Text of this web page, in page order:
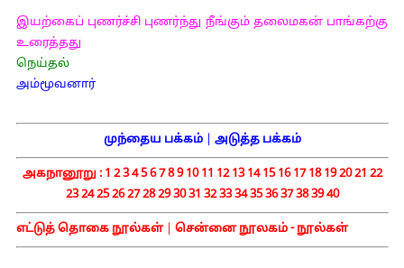
இயற்கைப் புணர்ச்சி புணர்ந்து நீங்கும் தலைமகன் பாங்கற்கு
உரைத்தது
நெய்தல்
அம்மூவனார்
முந்தைய பக்கம்| அடுத்த பக்கம்
அகநானூறு : 1 234567891011 12131415161718192021 22
232425262728293031 323334353637383940
எட்டுத் தொகை நூல்கள்| சென்னை நூலகம் - நூல்கள்